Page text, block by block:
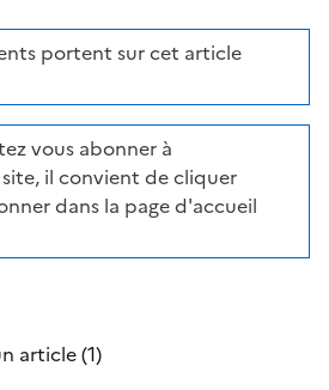
portent sur cet article
vous abonner à
il convient de cliquer
dans la page d'accueil
article (1)